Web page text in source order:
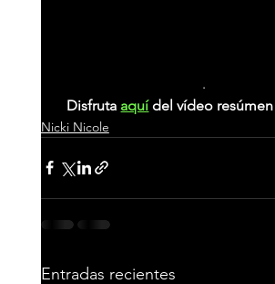
.
Disfruta aquí del vídeo
Nicki Nicole
Entradas recientes